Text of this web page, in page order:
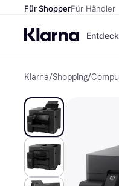
Für ShopperFür Händler
Klarna/Shopping/